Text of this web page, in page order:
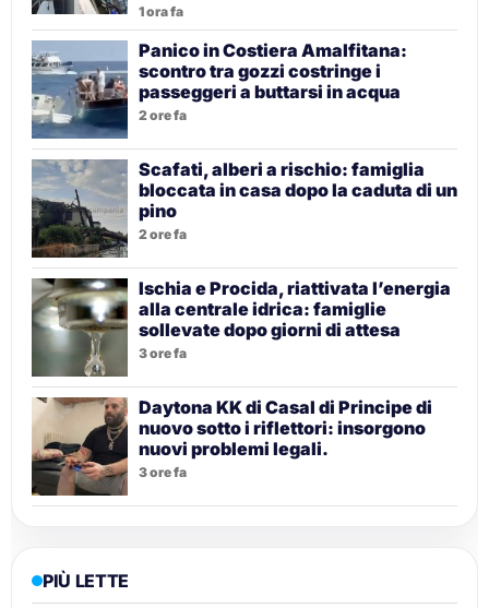
1 ora fa
Panico in Costiera Amalfitana:
scontro tra gozzi costringe i
passeggeri a buttarsi in acqua
2 ore fa
Scafati, alberi a rischio: famiglia
bloccata in casa dopo la caduta di un
pino
2 ore fa
Ischia e Procida, riattivata l’energia
alla centrale idrica: famiglie
sollevate dopo giorni di attesa
3 ore fa
Daytona KK di Casal di Principe di
nuovo sotto i riflettori: insorgono
nuovi problemi legali.
3 ore fa
PIÙ LETTE